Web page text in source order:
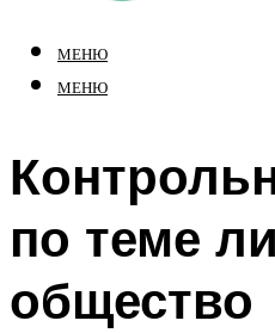
МЕНЮ
МЕНЮ
по теме
общество